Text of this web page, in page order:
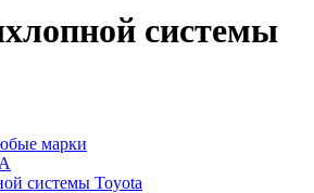
системы
марки
системы Toyota